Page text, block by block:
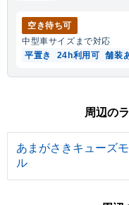
空き待ち可
中型車サイズまで対応
平置き
24h利用可 舗装
周辺の
あまがさきキューズ
ル